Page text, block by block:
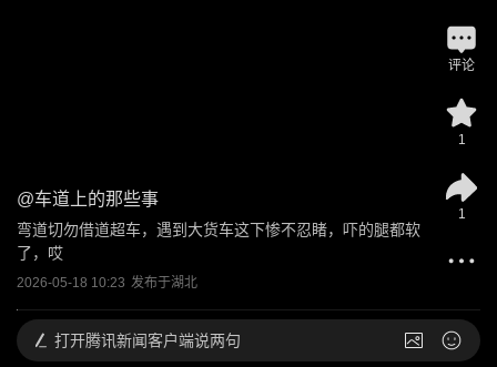
@车道上的那些事
弯道切勿借道超车，遇到大货车这下惨不忍睹，吓的腿都软
了，哎
2026-05-18 10:23 发布于湖北
评论
1
1
打开腾讯新闻客户端说两句